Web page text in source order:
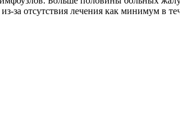
за отсутствия лечения как минимум в